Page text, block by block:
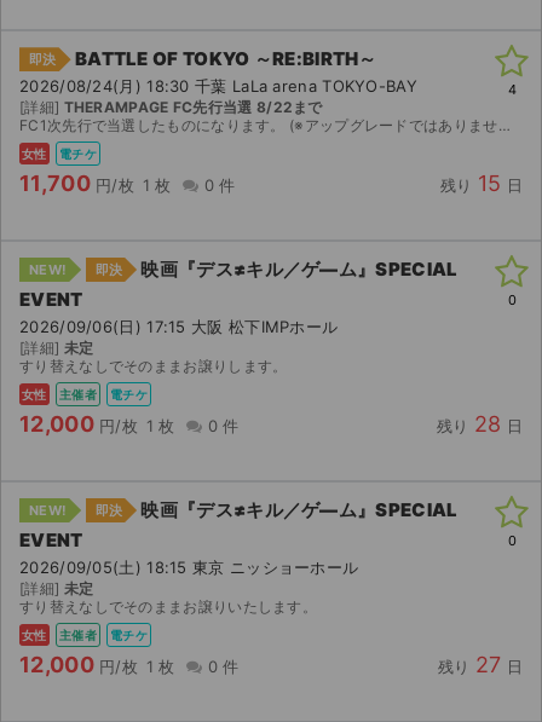
即決 BATTLE OF TOKYO ～RE:BIRTH～
2026/08/24(月) 18:30 千葉 LaLa arena TOKYO-BAY
[詳細] THERAMPAGE FC先行当選 8/22まで
FC1次先行で当選したものになります。 (※アップグレードではありません) 重複分ではございません。 名義変更不可です。 チケットダウンロード可能になりましたら、 QRコードの画像を送信い...
女性 電チケ
11,700 円/枚 1 枚 0 件 残り 15 日
4
NEW! 即決
映画『デス≠キル／ゲ―ム』SPECIAL
EVENT
2026/09/06(日) 17:15 大阪 松下IMPホール
[詳細] 未定
すり替えなしでそのままお譲りします。
女性 主催者 電チケ
12,000 円/枚 1 枚 0 件 残り 28 日
0
NEW! 即決
映画『デス≠キル／ゲ―ム』SPECIAL
EVENT
2026/09/05(土) 18:15 東京 ニッショーホール
[詳細] 未定
すり替えなしでそのままお譲りいたします。
女性 主催者 電チケ
12,000 円/枚 1 枚 0 件 残り 27 日
0